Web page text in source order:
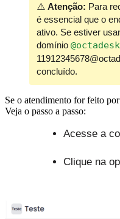
⚠️ Atenção: Para
é essencial que o
ativo. Se estiver
domínio
concluído.
Se o atendimento for feito
Veja o passo a passo:
Acesse a
Clique na